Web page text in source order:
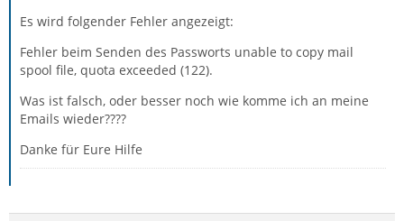
Es wird folgender Fehler angezeigt:
Fehler beim Senden des Passworts unable to copy mail
spool file, quota exceeded (122).
Was ist falsch, oder besser noch wie komme ich an meine
Emails wieder????
Danke für Eure Hilfe